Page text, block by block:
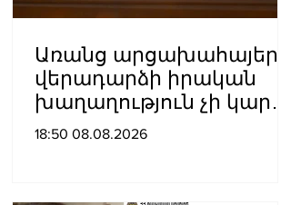
Առանց արցախահայերի
վերադարձի իրական
խաղաղություն չի կարող
լինել․ Սաղաթելյան
18:50 08.08.2026